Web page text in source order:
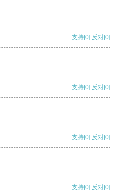
支持[0] 反对[0]
支持[0] 反对[0]
支持[0] 反对[0]
支持[0] 反对[0]